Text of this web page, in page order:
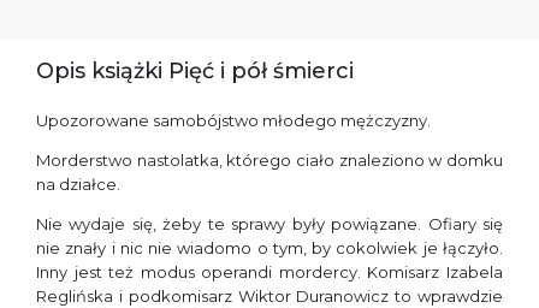
Opis książki Pięć i pół śmierci
Upozorowane samobójstwo młodego mężczyzny.
Morderstwo nastolatka, którego ciało znaleziono w domku
na działce.
Nie wydaje się, żeby te sprawy były powiązane. Ofiary się
nie znały i nic nie wiadomo o tym, by cokolwiek je łączyło.
Inny jest też modus operandi mordercy. Komisarz Izabela
Reglińska i podkomisarz Wiktor Duranowicz to wprawdzie